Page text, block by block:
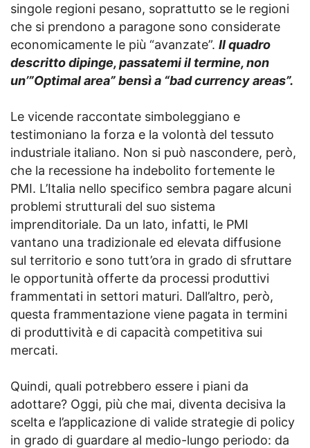
singole regioni pesano, soprattutto se le regioni
che si prendono a paragone sono considerate
economicamente le più “avanzate”. Il quadro
descritto dipinge, passatemi il termine, non
un’”Optimal area” bensì a “bad currency areas”.
Le vicende raccontate simboleggiano e
testimoniano la forza e la volontà del tessuto
industriale italiano. Non si può nascondere, però,
che la recessione ha indebolito fortemente le
PMI. L’Italia nello specifico sembra pagare alcuni
problemi strutturali del suo sistema
imprenditoriale. Da un lato, infatti, le PMI
vantano una tradizionale ed elevata diffusione
sul territorio e sono tutt’ora in grado di sfruttare
le opportunità offerte da processi produttivi
frammentati in settori maturi. Dall’altro, però,
questa frammentazione viene pagata in termini
di produttività e di capacità competitiva sui
mercati.
Quindi, quali potrebbero essere i piani da
adottare? Oggi, più che mai, diventa decisiva la
scelta e l’applicazione di valide strategie di policy
in grado di guardare al medio-lungo periodo: da